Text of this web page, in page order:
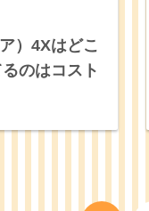
）4Xはどこ
のはコスト